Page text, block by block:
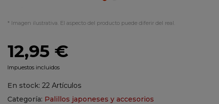
* Imagen ilustrativa. El aspecto del producto puede diferir del real.
12,95 €
Impuestos incluidos
En stock: 22 Artículos
Categoría: Palillos japoneses y accesorios